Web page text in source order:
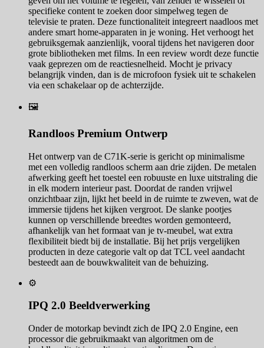
specifieke content te zoeken door simpelweg tegen de
televisie te praten. Deze functionaliteit integreert naadloos met
andere smart home-apparaten in je woning. Het verhoogt het
gebruiksgemak aanzienlijk, vooral tijdens het navigeren door
grote bibliotheken met films. In een review wordt deze functie
vaak geprezen om de reactiesnelheid. Mocht je privacy
belangrijk vinden, dan is de microfoon fysiek uit te schakelen
via een schakelaar op de achterzijde.
🖼️
Randloos Premium Ontwerp
Het ontwerp van de C71K-serie is gericht op minimalisme
met een volledig randloos scherm aan drie zijden. De metalen
afwerking geeft het toestel een robuuste en luxe uitstraling die
in elk modern interieur past. Doordat de randen vrijwel
onzichtbaar zijn, lijkt het beeld in de ruimte te zweven, wat de
immersie tijdens het kijken vergroot. De slanke pootjes
kunnen op verschillende breedtes worden gemonteerd,
afhankelijk van het formaat van je tv-meubel, wat extra
flexibiliteit biedt bij de installatie. Bij het prijs vergelijken
producten in deze categorie valt op dat TCL veel aandacht
besteedt aan de bouwkwaliteit van de behuizing.
⚙️
IPQ 2.0 Beeldverwerking
Onder de motorkap bevindt zich de IPQ 2.0 Engine, een
processor die gebruikmaakt van algoritmen om de